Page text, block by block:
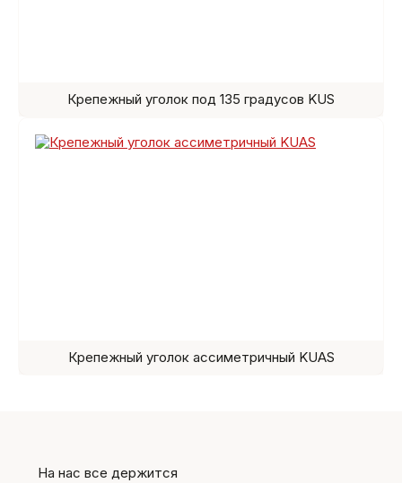
Крепежный уголок под 135 градусов KUS
Крепежный уголок ассиметричный KUAS
На нас все держится